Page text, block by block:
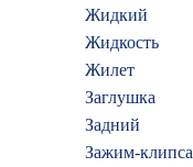
Жидкий
Жидкость
Жилет
Заглушка
Задний
Зажим-клипса